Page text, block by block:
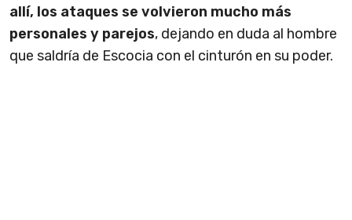
allí, los ataques se volvieron mucho más
personales y parejos, dejando en duda al hombre
que saldría de Escocia con el cinturón en su poder.